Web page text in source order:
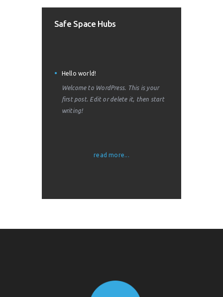
Safe Space Hubs
Hello world!
Welcome to WordPress. This is your
first post. Edit or delete it, then start
writing!
read more...